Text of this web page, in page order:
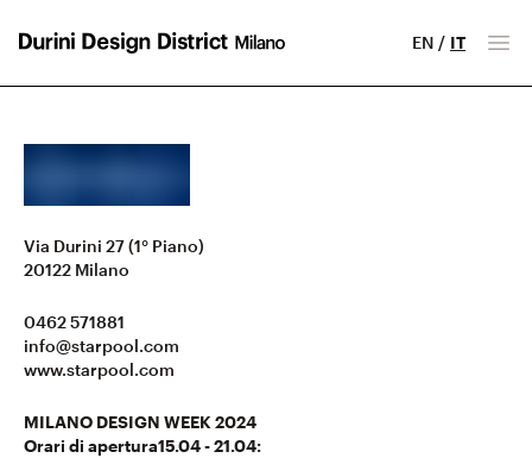
Milano Design District
EN / IT
Via Durini 27 (1° Piano)
20122 Milano
0462 571881
info@starpool.com
www.starpool.com
MILANO DESIGN WEEK 2024
Orari di apertura15.04 - 21.04: